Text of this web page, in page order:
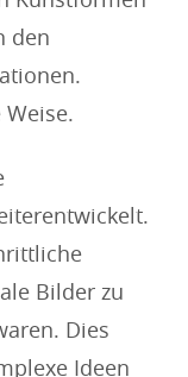
den
Weise.
Bilder zu
Dies
Ideen